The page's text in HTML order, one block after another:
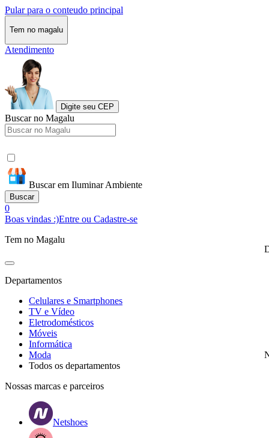
Pular para o conteudo principal
Tem no magalu
Atendimento
Digite seu CEP
Buscar no Magalu
Buscar em Iluminar Ambiente
Buscar
0
Boas vindas :)Entre ou Cadastre-se
Tem no Magalu
Departamentos
Celulares e Smartphones
TV e Vídeo
Eletrodomésticos
Móveis
Informática
Moda
Todos os departamentos
Nossas marcas e parceiros
Netshoes